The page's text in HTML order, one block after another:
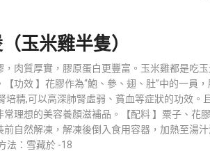
玉米雞半隻）
肉質厚實，膠原蛋白更豐富。玉米雞都是吃
功效 】花膠作為“鮑、參、翅、肚”中的一員
培精,可以高深肺腎虛弱、貧血等症狀的功效。
理想的美容養顏滋補品。【配料 】粟子、花
自然解凍，解凍後倒入食用容器，加熱至湯
法：雪藏於 -18